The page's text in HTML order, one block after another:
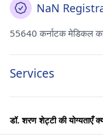
NaN
55640 कर्नाटक मेडिकल
Services
डॉ. शरण शेट्टी की योग्यताएँ